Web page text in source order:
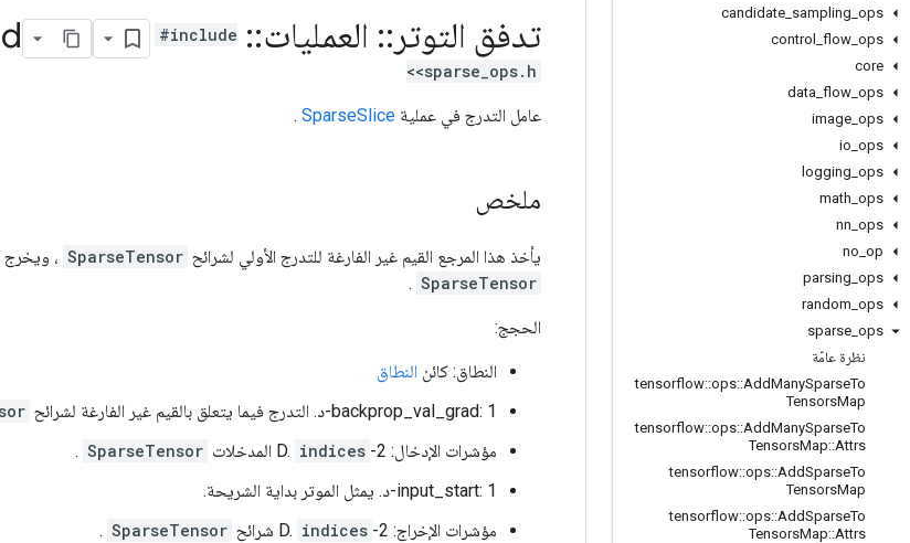
candidate sampling ops
control
flow ops
core
data flow ops
image ops
io ops
logging ops
math ops
nn ops
no op
parsing ops
random ops
sparse ops
نظرة عامّة
tensorflow::ops::AddManySparseTo
TensorsMap
tensorflow::ops::AddManySparseTo
TensorsMap::Attrs
tensorflow::ops::AddSparseTo
TensorsMap
tensorflow::ops::AddSparseTo
TensorsMap::Attrs
تدفق التوتر :: العمليات::
#include
<sparse_ops.h>
عامل التدرج في عملية SparseSlice
.
ملخص
يأخذ هذا المرجع القيم غير الفارغة للتدرج الأولي لشرائح SparseTensor ، ويخرج
SparseTensor
.
الحجج:
النطاق: كائن النطاق
backprop_val_grad: 1-د. التدرج فيما يتعلق بالقيم غير الفارغة لشرائح
مؤشرات الإدخال: 2-D.
indices المدخلات SparseTensor
.
input_start: 1-د. يمثل الموتر بداية الشريحة.
مؤشرات الإخراج: 2-D.
indices شرائح SparseTensor
.